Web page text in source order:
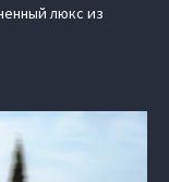
люкс из